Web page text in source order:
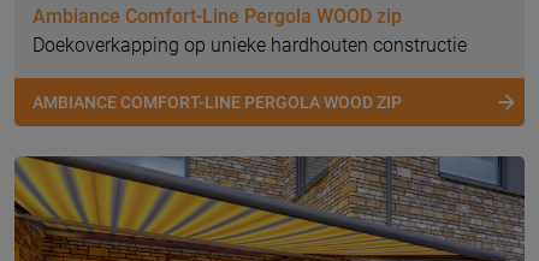
Ambiance Comfort-Line Pergola WOOD zip
Doekoverkapping op unieke hardhouten constructie
AMBIANCE COMFORT-LINE PERGOLA WOOD ZIP